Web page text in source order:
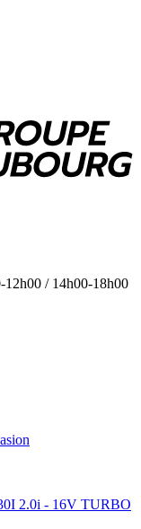
/ 14h00-18h00
2.0i - 16V TURBO